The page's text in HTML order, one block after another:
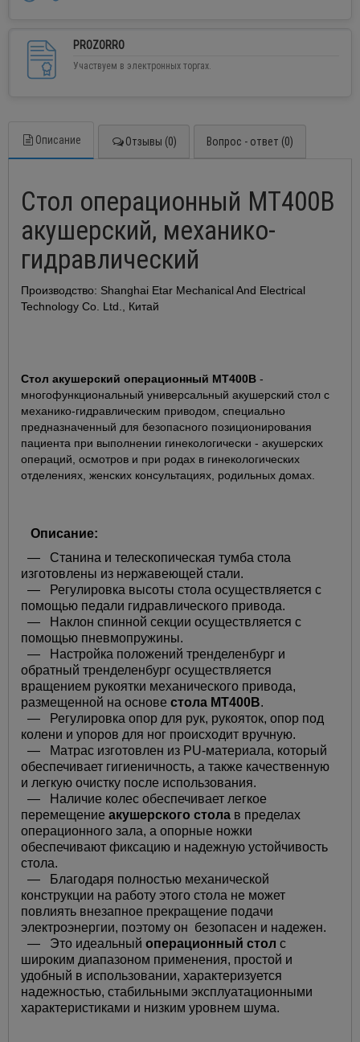
PROZORRO
Участвуем в электронных торгах.
Описание Отзывы (0) Вопрос - ответ (0)
Стол операционный МТ400В
акушерский, механико-
гидравлический
Производство: Shanghai Etar Mechanical And Electrical
Technology Co. Ltd., Китай
Стол акушерский операционный МТ400В -
многофункциональный универсальный акушерский стол с
механико-гидравлическим приводом, специально
предназначенный для безопасного позиционирования
пациента при выполнении гинекологически - акушерских
операций, осмотров и при родах в гинекологических
отделениях, женских консультациях, родильных домах.
Описание:
— Станина и телескопическая тумба стола
изготовлены из нержавеющей стали.
— Регулировка высоты стола осуществляется с
помощью педали гидравлического привода.
— Наклон спинной секции осуществляется с
помощью пневмопружины.
— Настройка положений тренделенбург и
обратный тренделенбург осуществляется
вращением рукоятки механического привода,
размещенной на основе стола МТ400В.
— Регулировка опор для рук, рукояток, опор под
колени и упоров для ног происходит вручную.
— Матрас изготовлен из PU-материала, который
обеспечивает гигиеничность, а также качественную
и легкую очистку после использования.
— Наличие колес обеспечивает легкое
перемещение акушерского стола в пределах
операционного зала, а опорные ножки
обеспечивают фиксацию и надежную устойчивость
стола.
— Благодаря полностью механической
конструкции на работу этого стола не может
повлиять внезапное прекращение подачи
электроэнергии, поэтому он безопасен и надежен.
— Это идеальный операционный стол с
широким диапазоном применения, простой и
удобный в использовании, характеризуется
надежностью, стабильными эксплуатационными
характеристиками и низким уровнем шума.